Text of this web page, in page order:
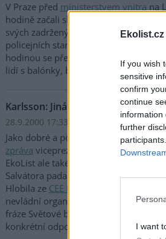
Ekolist.cz
If you wish
sensitive
confirm
continue
information
further
I want
V Praze před ministerstvem vnitra na
hodině začali shromažďovat
svých zadržených kamarádů a
policejních stanicích a údajné policejní
hodinou se před vchodem do
lidí s balónky, bubínky a jinými
Karlsson: Jiná zpráva byla
28.9.2000 17:33 | PRAHA (EkoList)
Jako dobré a pozitivní označil své
zpráva viceprezident Světové banky
EkoList ale také přiznal, že během
Salvátora padala silná slova. Na
Hlobila ze CEE Bankwatch Network
nevládní organizace si v panelové
fráze Světové banky i
konkrétní odpovědi.